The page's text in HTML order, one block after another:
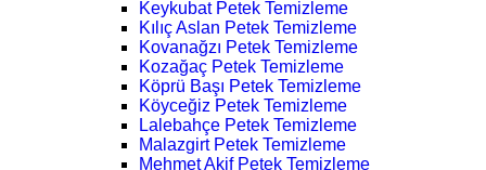
Keykubat Petek Temizleme
Kılıç Aslan Petek Temizleme
Kovanağzı Petek Temizleme
Kozağaç Petek Temizleme
Köprü Başı Petek Temizleme
Köyceğiz Petek Temizleme
Lalebahçe Petek Temizleme
Malazgirt Petek Temizleme
Mehmet Akif Petek Temizleme